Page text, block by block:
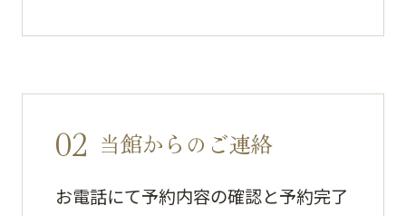
02 当館からのご連絡
お電話にて予約内容の確認と予約完了